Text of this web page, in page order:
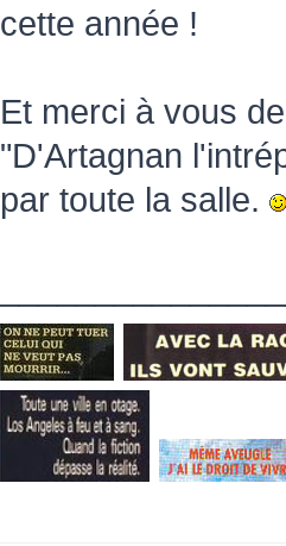
cette année !
Et merci à vous
"D'Artagnan
par toute la salle.